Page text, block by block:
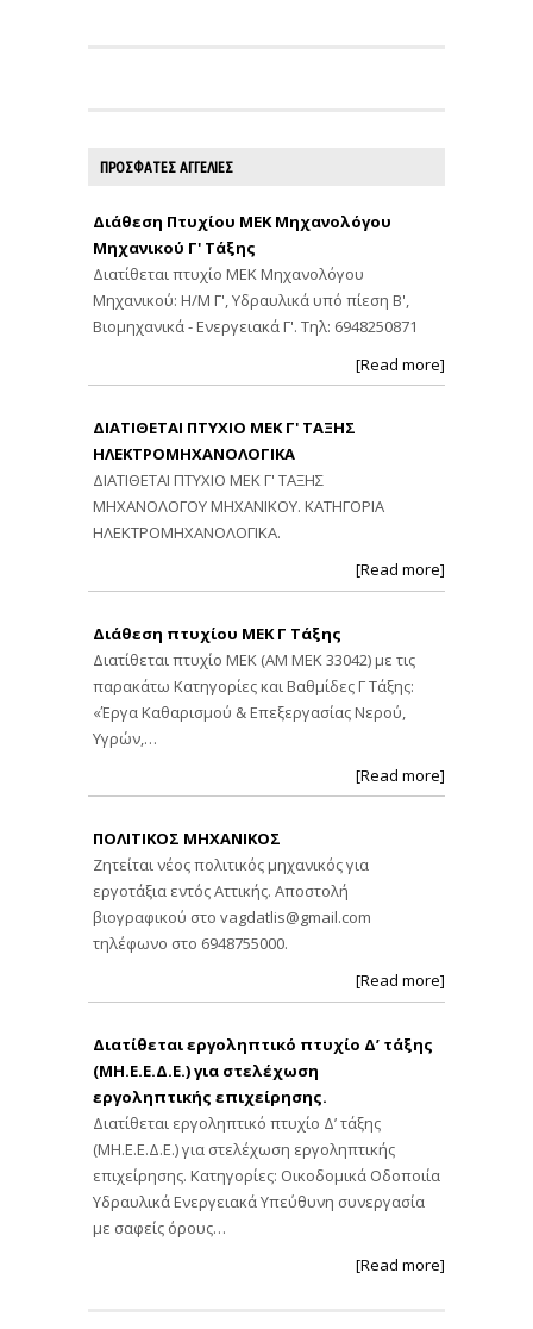
ΠΡΟΣΦΑΤΕΣ ΑΓΓΕΛΙΕΣ
Διάθεση Πτυχίου ΜΕΚ Μηχανολόγου
Μηχανικού Γ' Τάξης
Διατίθεται πτυχίο ΜΕΚ Μηχανολόγου
Μηχανικού: Η/Μ Γ', Υδραυλικά υπό πίεση Β',
Βιομηχανικά - Ενεργειακά Γ'. Τηλ: 6948250871
[Read more]
ΔΙΑΤΙΘΕΤΑΙ ΠΤΥΧΙΟ ΜΕΚ Γ' ΤΑΞΗΣ
ΗΛΕΚΤΡΟΜΗΧΑΝΟΛΟΓΙΚΑ
ΔΙΑΤΙΘΕΤΑΙ ΠΤΥΧΙΟ ΜΕΚ Γ' ΤΑΞΗΣ
ΜΗΧΑΝΟΛΟΓΟΥ ΜΗΧΑΝΙΚΟΥ. ΚΑΤΗΓΟΡΙΑ
ΗΛΕΚΤΡΟΜΗΧΑΝΟΛΟΓΙΚΑ.
[Read more]
Διάθεση πτυχίου ΜΕΚ Γ Τάξης
Διατίθεται πτυχίο ΜΕΚ (ΑΜ ΜΕΚ 33042) με τις
παρακάτω Κατηγορίες και Βαθμίδες Γ Τάξης:
«Έργα Καθαρισμού & Επεξεργασίας Νερού,
Υγρών,…
[Read more]
ΠΟΛΙΤΙΚΟΣ ΜΗΧΑΝΙΚΟΣ
Ζητείται νέος πολιτικός μηχανικός για
εργοτάξια εντός Αττικής. Αποστολή
βιογραφικού στο vagdatlis@gmail.com
τηλέφωνο στο 6948755000.
[Read more]
Διατίθεται εργοληπτικό πτυχίο Δ’ τάξης
(ΜΗ.Ε.Ε.Δ.Ε.) για στελέχωση
εργοληπτικής επιχείρησης.
Διατίθεται εργοληπτικό πτυχίο Δ’ τάξης
(ΜΗ.Ε.Ε.Δ.Ε.) για στελέχωση εργοληπτικής
επιχείρησης. Κατηγορίες: Οικοδομικά Οδοποιία
Υδραυλικά Ενεργειακά Υπεύθυνη συνεργασία
με σαφείς όρους…
[Read more]